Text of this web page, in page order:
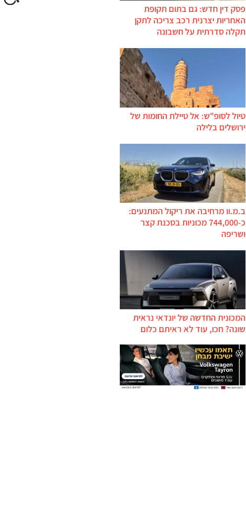
פסק דין חדש: גם בתום תקופת
האחריות יצרנית רכב צריכה לתקן
תקלה סדרתית על חשבונה
טיול לסופ"ש: אל טיילת החומות של
ירושלים בלילה
ב.מ.וו מרחיבה את ריקול המתנעים:
כ-744,000 מכוניות בסכנת קצר
ושריפה
המכונית החדשה של יונדאי נראית
שונה? חכו, עוד לא ראיתם כלום